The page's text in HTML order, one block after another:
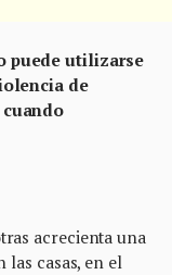
puede utilizarse
de
acrecienta una
las casas, en el